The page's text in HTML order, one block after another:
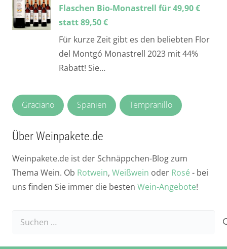
Flaschen Bio-Monastrell für 49,90 €
statt 89,50 €
Für kurze Zeit gibt es den beliebten Flor
del Montgó Monastrell 2023 mit 44%
Rabatt! Sie…
Graciano Spanien Tempranillo
Über Weinpakete.de
Weinpakete.de ist der Schnäppchen-Blog zum
Thema Wein. Ob Rotwein, Weißwein oder Rosé - bei
uns finden Sie immer die besten Wein-Angebote!
Suchen